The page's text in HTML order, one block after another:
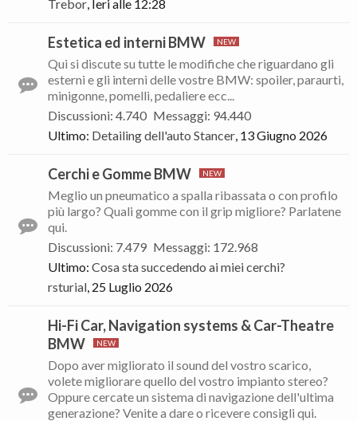
Trebor, Ieri alle 12:28
Estetica ed interni BMW
Qui si discute su tutte le modifiche che riguardano gli
esterni e gli interni delle vostre BMW: spoiler, paraurti,
minigonne, pomelli, pedaliere ecc...
Discussioni: 4.740 Messaggi: 94.440
Ultimo: Detailing dell'auto Stancer, 13 Giugno 2026
Cerchi e Gomme BMW
Meglio un pneumatico a spalla ribassata o con profilo
più largo? Quali gomme con il grip migliore? Parlatene
qui.
Discussioni: 7.479 Messaggi: 172.968
Ultimo: Cosa sta succedendo ai miei cerchi?
rsturial, 25 Luglio 2026
Hi-Fi Car, Navigation systems & Car-Theatre
BMW
Dopo aver migliorato il sound del vostro scarico,
volete migliorare quello del vostro impianto stereo?
Oppure cercate un sistema di navigazione dell'ultima
generazione? Venite a dare o ricevere consigli qui.